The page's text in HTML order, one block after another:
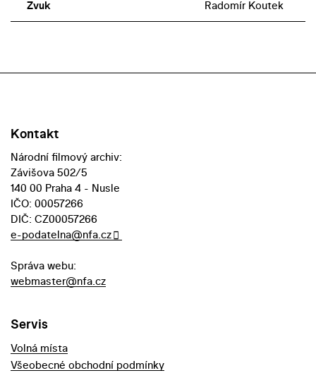
Zvuk Radomír Koutek
Kontakt
Národní filmový archiv:
Závišova 502/5
140 00 Praha 4 - Nusle
IČO: 00057266
DIČ: CZ00057266
e-podatelna@nfa.cz
Správa webu:
webmaster@nfa.cz
Servis
Volná místa
Všeobecné obchodní podmínky